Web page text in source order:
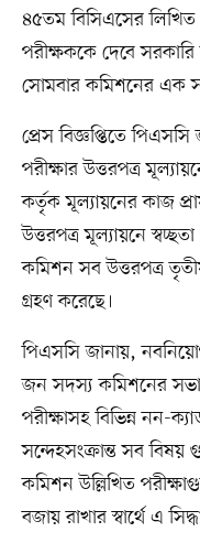
৪৫তম বিসিএসের লিখিত
পরীক্ষককে দেবে
সোমবার কমিশনের এক
প্রেস বিজ্ঞপ্তিতে
পরীক্ষার উত্তরপত্র
কর্তৃক মূল্যায়নের কাজ
উত্তরপত্র মূল্যায়নে
কমিশন সব উত্তরপত্র
গ্রহণ করেছে।
পিএসসি জানায়,
জন সদস্য কমিশনের
পরীক্ষাসহ বিভিন্ন নন-
সন্দেহসংক্রান্ত সব
কমিশন উল্লিখিত
বজায় রাখার স্বার্থে এ